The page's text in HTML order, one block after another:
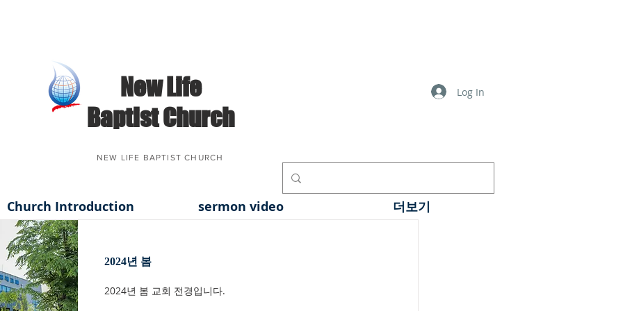
​New Life
Baptist Church
Log In
NEW LIFE BAPTIST CHURCH
Church Introduction sermon video 더보기
2024년 봄
2024년 봄 교회 전경입니다.